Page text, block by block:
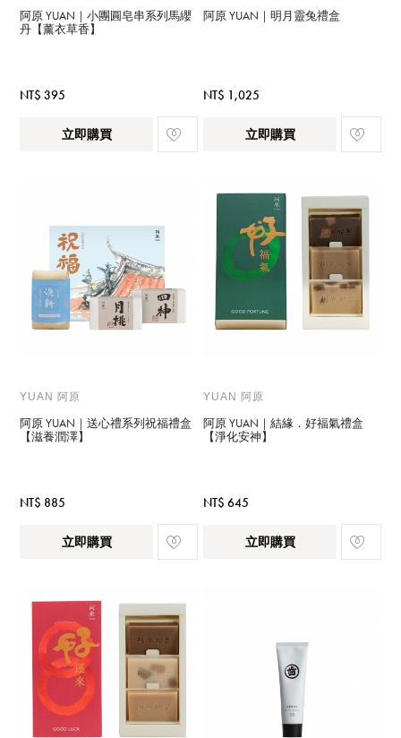
阿原 YUAN｜小團圓皂串系列馬纓
丹【薰衣草香】
NT$ 395
立即購買
阿原 YUAN｜明月靈兔禮盒
NT$ 1,025
立即購買
YUAN 阿原
阿原 YUAN｜送心禮系列祝福禮盒
【滋養潤澤】
NT$ 885
立即購買
YUAN 阿原
阿原 YUAN｜結緣．好福氣禮盒
【淨化安神】
NT$ 645
立即購買